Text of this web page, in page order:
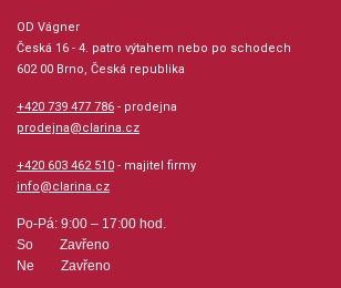
OD Vágner
Česká 16 - 4. patro výtahem nebo po schodech
602 00 Brno, Česká republika
+420 739 477 786 - prodejna
prodejna@clarina.cz
+420 603 462 510 - majitel firmy
info@clarina.cz
Po-Pá: 9:00 – 17:00 hod.
So Zavřeno
Ne Zavřeno